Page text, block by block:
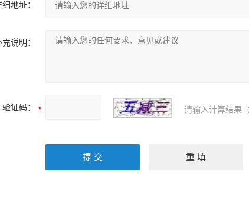
细地址：
充说明：
验证码： 请输入计算结果